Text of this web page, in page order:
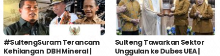
#SultengSuram Terancam
Kehilangan DBH Mineral |
Sulteng Tawarkan Sektor
Unggulan ke Dubes UEA |